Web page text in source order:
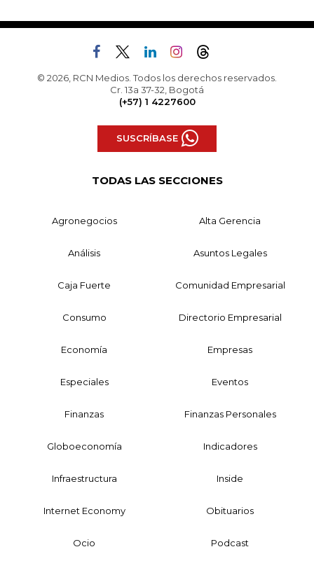
© 2026, RCN Medios. Todos los derechos reservados.
Cr. 13a 37-32, Bogotá
(+57) 1 4227600
SUSCRÍBASE
TODAS LAS SECCIONES
Agronegocios Alta Gerencia
Análisis Asuntos Legales
Caja Fuerte Comunidad Empresarial
Consumo Directorio Empresarial
Economía Empresas
Especiales Eventos
Finanzas Finanzas Personales
Globoeconomía Indicadores
Infraestructura Inside
Internet Economy Obituarios
Ocio Podcast